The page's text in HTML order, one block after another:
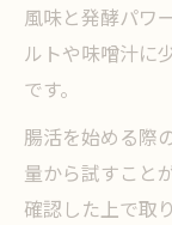
風味と発酵パワ
ルトや味噌汁に
です。
腸活を始める際
量から試すこと
確認した上で取